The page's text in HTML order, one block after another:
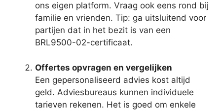
ons eigen platform. Vraag ook eens rond bij
familie en vrienden. Tip: ga uitsluitend voor
partijen dat in het bezit is van een
BRL9500-02-certificaat.
Offertes opvragen en vergelijken
Een gepersonaliseerd advies kost altijd
geld. Adviesbureaus kunnen individuele
tarieven rekenen. Het is goed om enkele